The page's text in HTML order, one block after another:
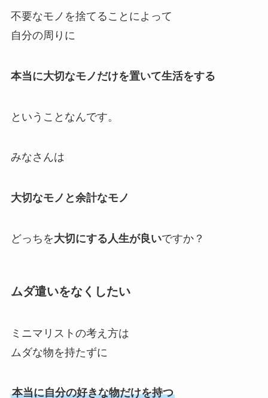
不要なモノを捨てることによって
自分の周りに
本当に大切なモノだけを置いて生活をする
ということなんです。
みなさんは
大切なモノと余計なモノ
どっちを大切にする人生が良いですか？
ムダ遣いをなくしたい
ミニマリストの考え方は
ムダな物を持たずに
本当に自分の好きな物だけを持つ